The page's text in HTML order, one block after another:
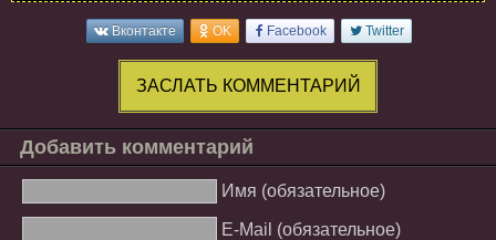
Вконтакте OK Facebook Twitter
ЗАСЛАТЬ КОММЕНТАРИЙ
Добавить комментарий
Имя (обязательное)
E-Mail (обязательное)